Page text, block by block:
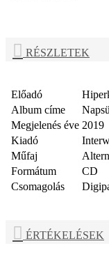
RÉSZLETEK
Előadó
Album címe
Megjelenés éve 2019
Kiadó
Műfaj
Formátum
CD
Csomagolás
ÉRTÉKELÉSEK